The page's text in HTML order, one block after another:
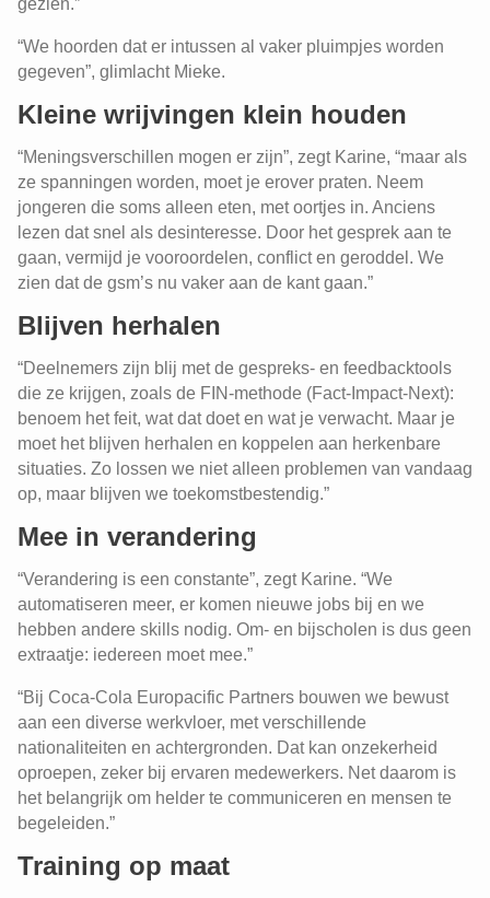
gezien.”
“We hoorden dat er intussen al vaker pluimpjes worden
gegeven”, glimlacht Mieke.
Kleine wrijvingen klein houden
“Meningsverschillen mogen er zijn”, zegt Karine, “maar als
ze spanningen worden, moet je erover praten. Neem
jongeren die soms alleen eten, met oortjes in. Anciens
lezen dat snel als desinteresse. Door het gesprek aan te
gaan, vermijd je vooroordelen, conflict en geroddel. We
zien dat de gsm’s nu vaker aan de kant gaan.”
Blijven herhalen
“Deelnemers zijn blij met de gespreks- en feedbacktools
die ze krijgen, zoals de FIN-methode (Fact-Impact-Next):
benoem het feit, wat dat doet en wat je verwacht. Maar je
moet het blijven herhalen en koppelen aan herkenbare
situaties. Zo lossen we niet alleen problemen van vandaag
op, maar blijven we toekomstbestendig.”
Mee in verandering
“Verandering is een constante”, zegt Karine. “We
automatiseren meer, er komen nieuwe jobs bij en we
hebben andere skills nodig. Om- en bijscholen is dus geen
extraatje: iedereen moet mee.”
“Bij Coca-Cola Europacific Partners bouwen we bewust
aan een diverse werkvloer, met verschillende
nationaliteiten en achtergronden. Dat kan onzekerheid
oproepen, zeker bij ervaren medewerkers. Net daarom is
het belangrijk om helder te communiceren en mensen te
begeleiden.”
Training op maat